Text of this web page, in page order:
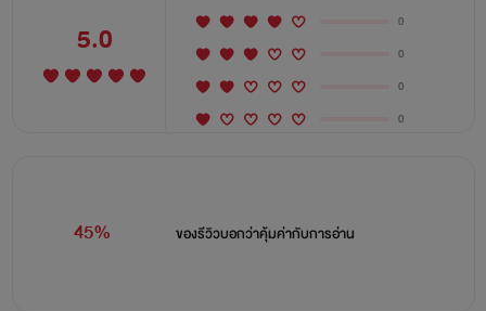
5.0
0
0
0
0
45% ของรีวิวบอกว่าคุ้มค่ากับการอ่าน